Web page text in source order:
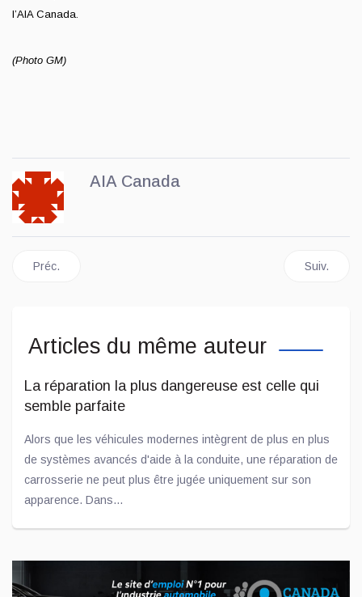
l’AIA Canada.
(Photo GM)
AIA Canada
Article précédent : Règlement sur le droit à la réparation publié
Préc. Article
Suiv.
Articles du même auteur
La réparation la plus dangereuse est celle qui
semble parfaite
Alors que les véhicules modernes intègrent de plus en plus
de systèmes avancés d'aide à la conduite, une réparation de
carrosserie ne peut plus être jugée uniquement sur son
apparence. Dans...
Mai 26, 2026
L'avenir de la réparation automobile dépend de